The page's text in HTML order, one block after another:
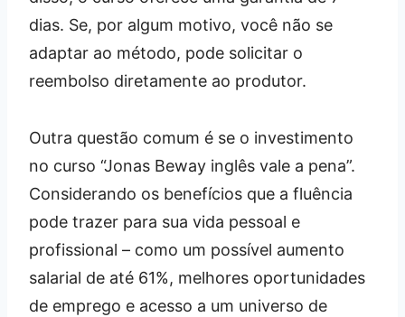
dias. Se, por algum motivo, você não se
adaptar ao método, pode solicitar o
reembolso diretamente ao produtor.
Outra questão comum é se o investimento
no curso “Jonas Beway inglês vale a pena”.
Considerando os benefícios que a fluência
pode trazer para sua vida pessoal e
profissional – como um possível aumento
salarial de até 61%, melhores oportunidades
de emprego e acesso a um universo de